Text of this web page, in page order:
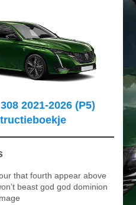
2021-2026 (P5)
that fourth appear above
beast god god dominion